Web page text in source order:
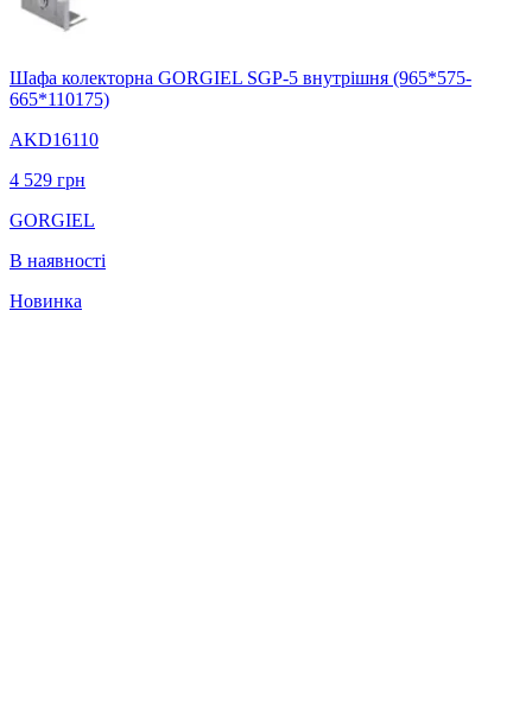
Шафа колекторна GORGIEL SGP-5 внутрішня (965*575-
665*110175)
AKD16110
4 529 грн
GORGIEL
В наявності
Новинка